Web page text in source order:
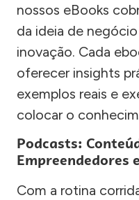
nossos eBooks
da ideia de
inovação. Cada
oferecer insights
exemplos reais e
colocar o
Podcasts:
Empreendedores
Com a rotina